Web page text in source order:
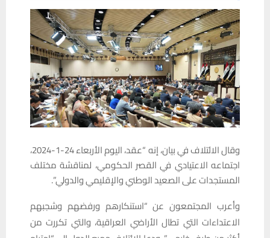
وقال الائتلاف في بيان، إنه “عقد، اليوم الأربعاء 24-1-2024،
اجتماعه الاعتيادي في القصر الحكومي، لمناقشة مختلف
المستجدات على الصعيد الوطني والإقليمي والدولي”.
وأعرب المجتمعون عن “استنكارهم ورفضهم وشجبهم
الاعتداءات التي تطال الأراضي العراقية، والتي تكررت من